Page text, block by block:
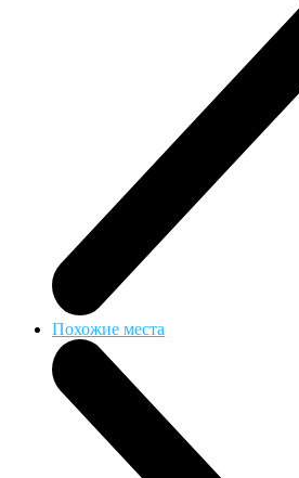
Похожие места